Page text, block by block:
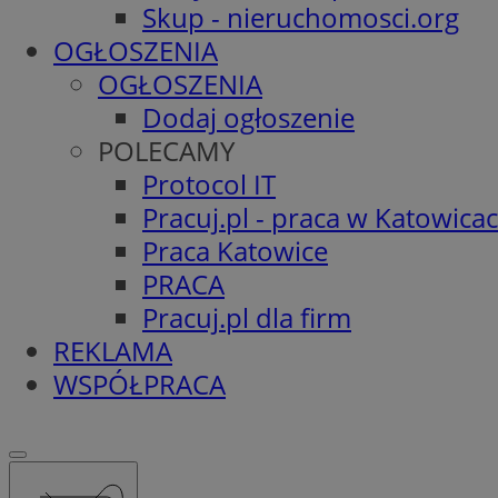
Skup - nieruchomosci.org
OGŁOSZENIA
OGŁOSZENIA
Dodaj ogłoszenie
POLECAMY
Protocol IT
Pracuj.pl - praca w
Praca Katowice
PRACA
Pracuj.pl dla firm
REKLAMA
WSPÓŁPRACA